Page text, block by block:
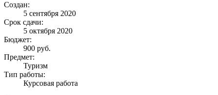
Создан:
5 сентября 2020
Срок сдачи:
5 октября 2020
Бюджет:
900 руб.
Предмет:
Туризм
Тип работы:
Курсовая работа